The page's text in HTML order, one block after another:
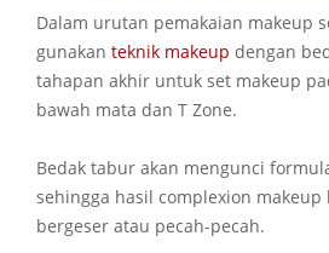
Dalam urutan pemakaian makeup
gunakan teknik makeup dengan
tahapan akhir untuk set makeup
bawah mata dan T Zone.
Bedak tabur akan mengunci
sehingga hasil complexion
bergeser atau pecah-pecah.